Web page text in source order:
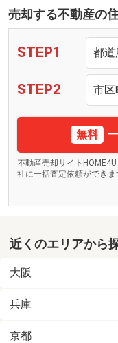
売却する不動産の
STEP1
STEP2
無料
不動産売却サイト
社に一括査定依頼ができま
近くのエリアから
大阪
兵庫
京都